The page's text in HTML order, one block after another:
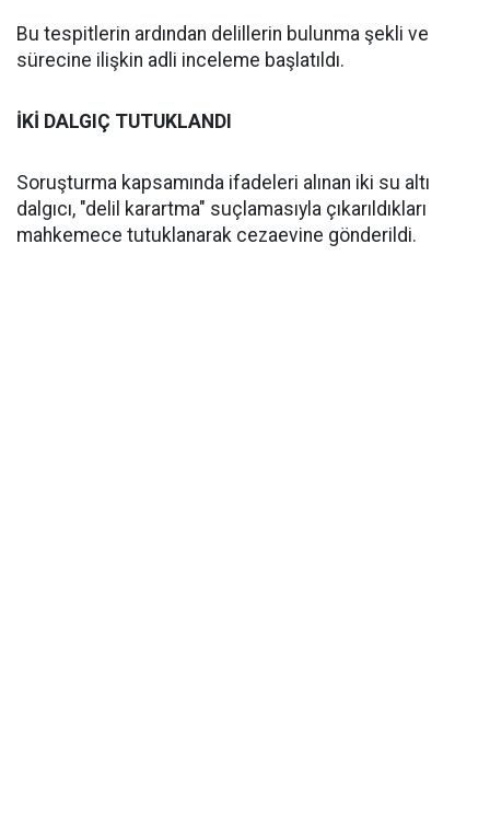
Bu tespitlerin ardından delillerin bulunma şekli ve
sürecine ilişkin adli inceleme başlatıldı.
İKİ DALGIÇ TUTUKLANDI
Soruşturma kapsamında ifadeleri alınan iki su altı
dalgıcı, "delil karartma" suçlamasıyla çıkarıldıkları
mahkemece tutuklanarak cezaevine gönderildi.